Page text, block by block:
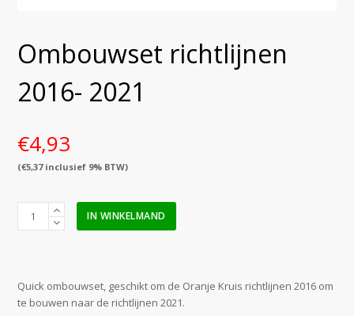
Ombouwset richtlijnen
2016- 2021
€4,93
(€5,37inclusief 9% BTW)
Ombouwset
richtlijnen
IN WINKELMAND
Quick ombouwset, geschikt om de Oranje Kruis richtlijnen 2016 om
te bouwen naar de richtlijnen 2021.